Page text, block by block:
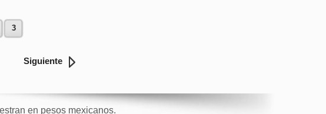
3
Siguiente
en pesos mexicanos.